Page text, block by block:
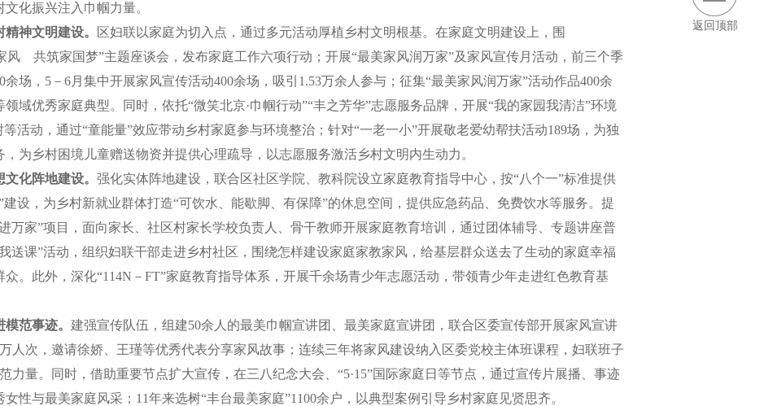
化振兴注入巾帼力量。
神文明建设。
区妇联以家庭为切入点，通过多元活动厚植乡村文明根基。在家庭文明建设上，围
风 共筑家国梦”主题座谈会，发布家庭工作六项行动；开展“最美家风润万家”及家风宣传月活动，前三个季
场，5－6月集中开展家风宣传活动400余场，吸引1.53万余人参与；征集“最美家风润万家”活动作品400余
域优秀家庭典型。同时，依托“微笑北京·巾帼行动”“丰之芳华”志愿服务品牌，开展“我的家园我清洁”环境
活动，通过“童能量”效应带动乡村家庭参与环境整治；针对“一老一小”开展敬老爱幼帮扶活动189场，为独
为乡村困境儿童赠送物资并提供心理疏导，以志愿服务激活乡村文明内生动力。
化阵地建设。 强化实体阵地建设，联合区社区学院、教科院设立家庭教育指导中心，按“八个一”标准提供
设，为乡村新就业群体打造“可饮水、能歇脚、有保障”的休息空间，提供应急药品、免费饮水等服务。提
万家”项目，面向家长、社区村家长学校负责人、骨干教师开展家庭教育培训，通过团体辅导、专题讲座普
送课”活动，组织妇联干部走进乡村社区，围绕怎样建设家庭家教家风，给基层群众送去了生动的家庭幸福
众。此外，深化“114N－FT”家庭教育指导体系，开展千余场青少年志愿活动，带领青少年走进红色教育基
范事迹。 建强宣传队伍，组建50余人的最美巾帼宣讲团、最美家庭宣讲团，联合区委宣传部开展家风宣讲
人次，邀请徐娇、王瑾等优秀代表分享家风故事；连续三年将家风建设纳入区委党校主体班课程，妇联班子
力量。同时，借助重要节点扩大宣传，在三八纪念大会、“5·15”国际家庭日等节点，通过宣传片展播、事迹
性与最美家庭风采；11年来选树“丰台最美家庭”1100余户，以典型案例引导乡村家庭见贤思齐。
返回顶部